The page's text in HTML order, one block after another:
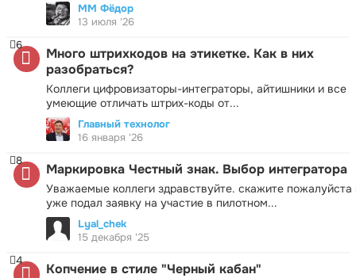
ММ Фёдор
13 июля '26
Много штрихкодов на этикетке. Как в них
разобраться?
Коллеги цифровизаторы-интеграторы, айтишники и все
умеющие отличать штрих-коды от...
6
Главный технолог
16 января '26
Маркировка Честный знак. Выбор интегратора
Уважаемые коллеги здравствуйте. скажите пожалуйста
уже подал заявку на участие в пилотном...
8
Lyal_chek
15 декабря '25
Копчение в стиле "Черный кабан"
4